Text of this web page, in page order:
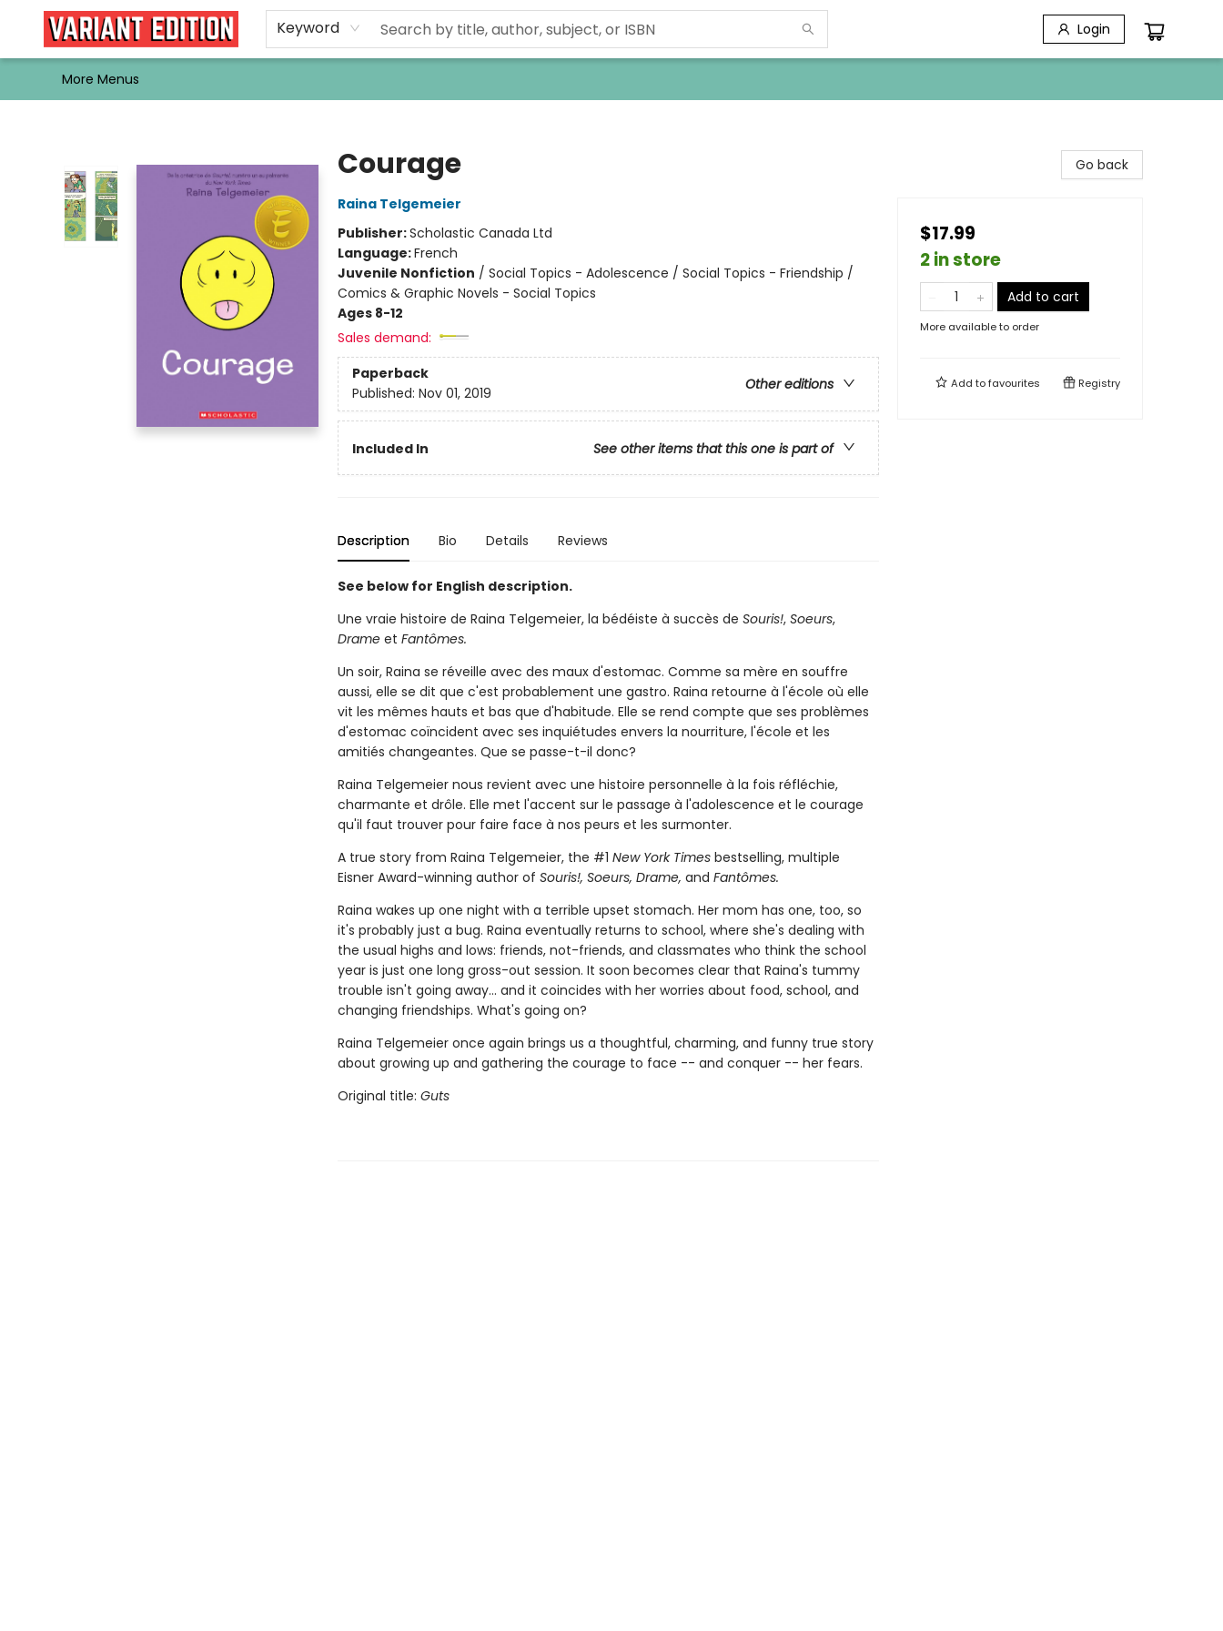
Keyword Login
Home
Browse
Events
Newsletters
Schools & Libraries
Gift Cards
Contact & Hours
Bargain
Single Issues
About Us
More Menus
Courage
Raina Telgemeier
Publisher:Scholastic Canada Ltd
Language:French
Juvenile Nonfiction / Social Topics - Adolescence / Social Topics - Friendship /
Comics & Graphic Novels - Social Topics
Ages 8-12
Sales demand:
Paperback
Other editions
Published: Nov 01, 2019
Included In See other items that this one is part of
Description Bio Details Reviews
See below for English description.
Une vraie histoire de Raina Telgemeier, la bédéiste à succès de Souris!, Soeurs,
Drameet Fantômes.
Un soir, Raina se réveille avec des maux d'estomac. Comme sa mère en souffre
aussi, elle se dit que c'est probablement une gastro. Raina retourne à l'école où elle
vit les mêmes hauts et bas que d'habitude. Elle se rend compte que ses problèmes
d'estomac coïncident avec ses inquiétudes envers la nourriture, l'école et les
amitiés changeantes. Que se passe-t-il donc?
Raina Telgemeier nous revient avec une histoire personnelle à la fois réfléchie,
charmante et drôle. Elle met l'accent sur le passage à l'adolescence et le courage
qu'il faut trouver pour faire face à nos peurs et les surmonter.
A true story from Raina Telgemeier, the #1 New York Times bestselling, multiple
Eisner Award-winning author of Souris!, Soeurs, Drame, and Fantômes.
Raina wakes up one night with a terrible upset stomach. Her mom has one, too, so
it's probably just a bug. Raina eventually returns to school, where she's dealing with
the usual highs and lows: friends, not-friends, and classmates who think the school
year is just one long gross-out session. It soon becomes clear that Raina's tummy
trouble isn't going away... and it coincides with her worries about food, school, and
changing friendships. What's going on?
Raina Telgemeier once again brings us a thoughtful, charming, and funny true story
about growing up and gathering the courage to face -- and conquer -- her fears.
Original title: Guts
Go back
$17.99
2 in store
Add to cart
More available to order
Add tofavourites Registry